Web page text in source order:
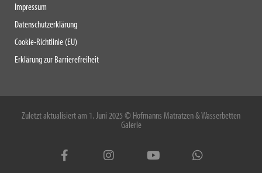
Impressum
Datenschutzerklärung
Cookie-Richtlinie (EU)
Erklärung zur Barrierefreiheit
Zuletzt aktualisiert am 1. Juni 2025 © Hofmanns Matratzen & Wasserbetten
Galerie